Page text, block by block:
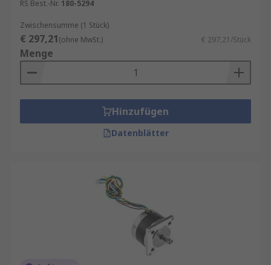
RS Best.-Nr. 180-5294
Zwischensumme (1 Stück)
€ 297,21(ohne MwSt.) € 297,21/Stück
Menge
Hinzufügen
Datenblätter